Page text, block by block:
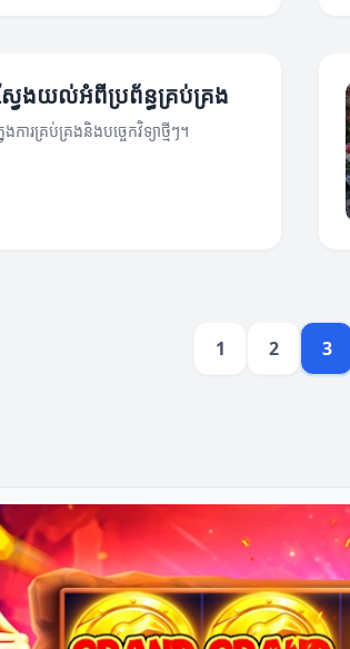
វែងយល់អំពីប្រព័ន្ធគ្រប់គ្រង
ារគ្រប់គ្រងនិងបច្ចេកវិទ្យាថ្មីៗ។
1 2 3